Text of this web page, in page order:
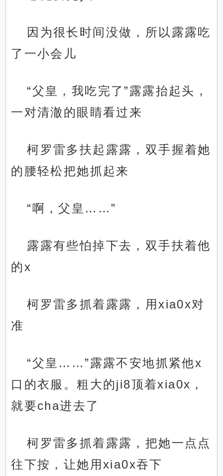
因为很长时间没做，所以露露吃
了一小会儿
“父皇，我吃完了”露露抬起头，
一对清澈的眼睛看过来
柯罗雷多扶起露露，双手握着她
的腰轻松把她抓起来
“啊，父皇……”
露露有些怕掉下去，双手扶着他
的x
柯罗雷多抓着露露，用xia0x对
准
“父皇……”露露不安地抓紧他x
口的衣服。粗大的ji8顶着xia0x，
就要cha进去了
柯罗雷多抓着露露，把她一点点
往下按，让她用xia0x吞下